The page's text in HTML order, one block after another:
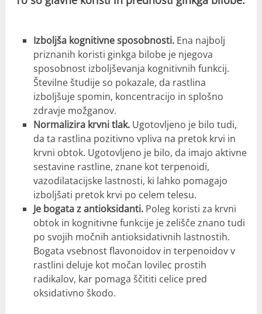
Izboljša kognitivne sposobnosti. Ena najbolj
priznanih koristi ginkga bilobe je njegova
sposobnost izboljševanja kognitivnih funkcij.
Številne študije so pokazale, da rastlina
izboljšuje spomin, koncentracijo in splošno
zdravje možganov.
Normalizira krvni tlak.Ugotovljeno je bilo tudi,
da ta rastlina pozitivno vpliva na pretok krvi in
krvni obtok. Ugotovljeno je bilo, da imajo aktivne
sestavine rastline, znane kot terpenoidi,
vazodilatacijske lastnosti, ki lahko pomagajo
izboljšati pretok krvi po celem telesu.
Je bogata z antioksidanti.Poleg koristi za krvni
obtok in kognitivne funkcije je zelišče znano tudi
po svojih močnih antioksidativnih lastnostih.
Bogata vsebnost flavonoidov in terpenoidov v
rastlini deluje kot močan lovilec prostih
radikalov, kar pomaga ščititi celice pred
oksidativno škodo.